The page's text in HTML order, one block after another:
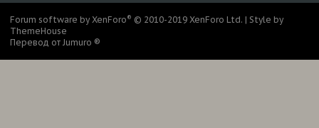
Forum software by XenForo® © 2010-2019 XenForo Ltd. | Style by
ThemeHouse
Перевод от Jumuro ®